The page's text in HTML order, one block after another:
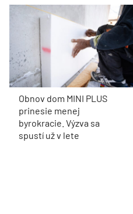
Obnov dom MINI PLUS
prinesie menej
byrokracie. Výzva sa
spustí už v lete